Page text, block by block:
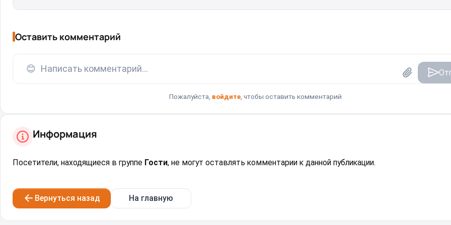
Оставить комментарий
😊 Написать комментарий...
Пожалуйста, войдите, чтобы оставить комментарий
Информация
Посетители, находящиеся в группе Гости, не могут оставлять комментарии к данной публикации.
Вернуться назад На главную